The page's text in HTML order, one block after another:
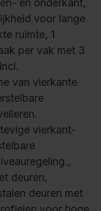
en onderkant,
voor lange
ruimte, 1
per vak met 3
van vierkante
vierkant-
deuren,
deuren met